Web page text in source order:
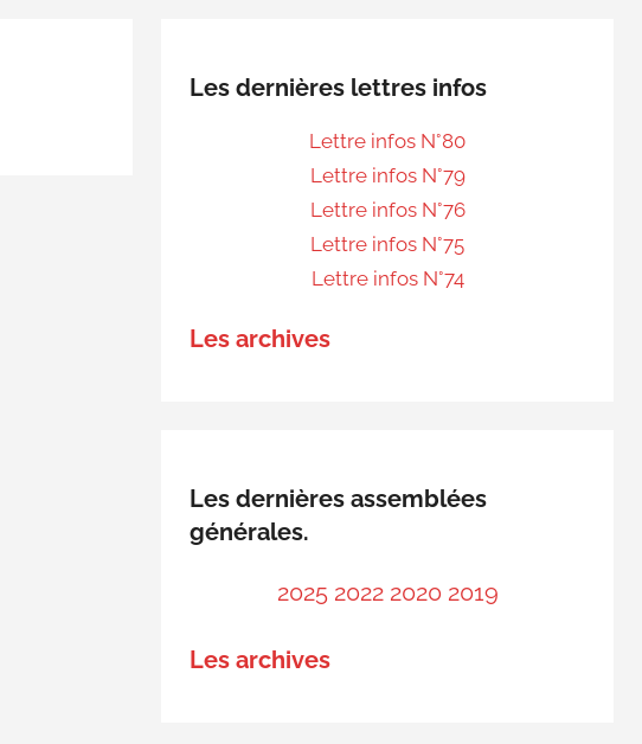
Les dernières lettres infos
Lettre infos N°80
Lettre infos N°79
Lettre infos N°76
Lettre infos N°75
Lettre infos N°74
Les archives
Les dernières assemblées
générales.
2025 2022 2020 2019
Les archives